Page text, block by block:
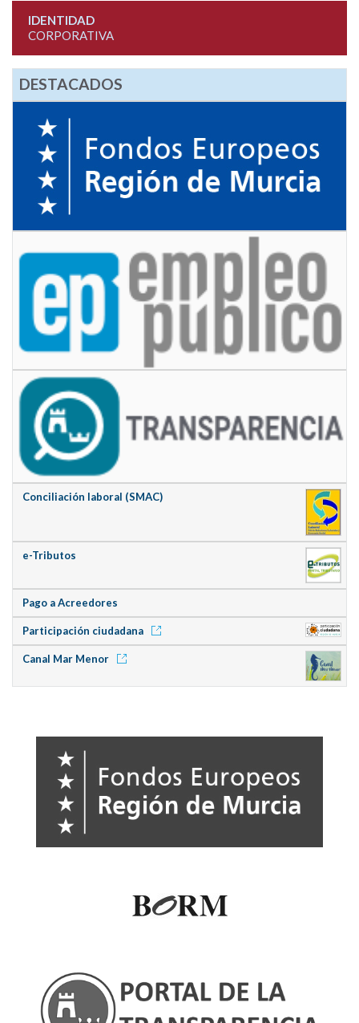
IDENTIDAD
CORPORATIVA
DESTACADOS
Conciliación laboral (SMAC)
e-Tributos
Pago a Acreedores
Participación ciudadana
Canal Mar Menor